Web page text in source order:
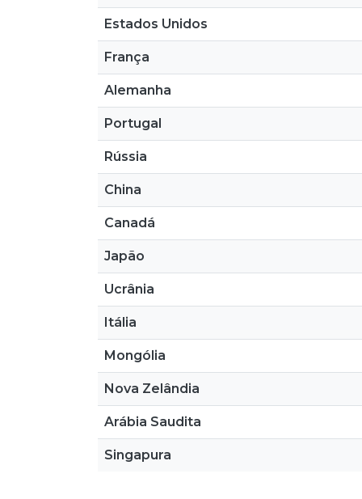
Estados Unidos
França
Alemanha
Portugal
Rússia
China
Canadá
Japão
Ucrânia
Itália
Mongólia
Nova Zelândia
Arábia Saudita
Singapura